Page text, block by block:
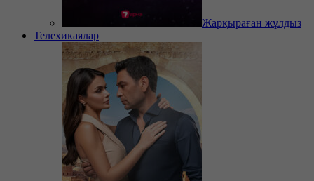
Жарқыраған жұлдыз
Телехикаялар